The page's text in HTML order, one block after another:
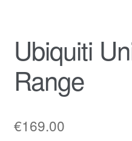
Ubiquiti
Range
€169.00